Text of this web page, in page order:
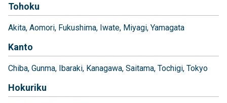
Tohoku
Akita Aomori Fukushima Iwate Miyagi Yamagata
Kanto
Chiba Gunma Ibaraki Kanagawa Saitama Tochigi Tokyo
Hokuriku